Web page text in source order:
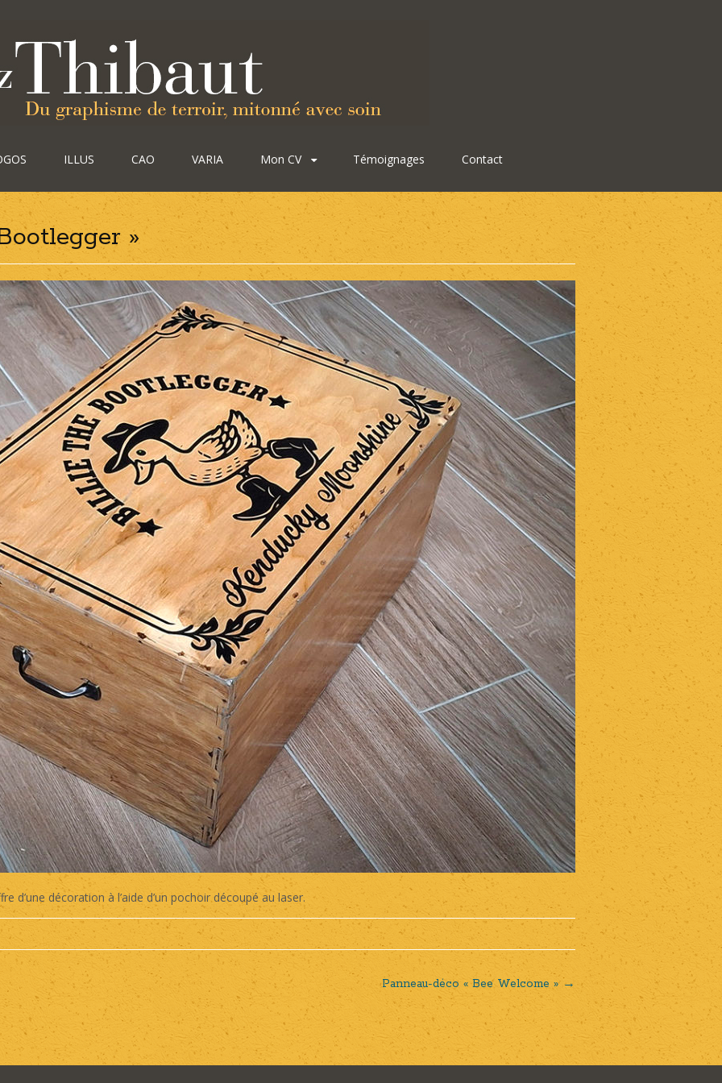
ILLUS CAO VARIA Mon CV Témoignages Contact
»
d’une décoration à l’aide d’un pochoir découpé au laser.
Panneau-déco « Bee Welcome » →